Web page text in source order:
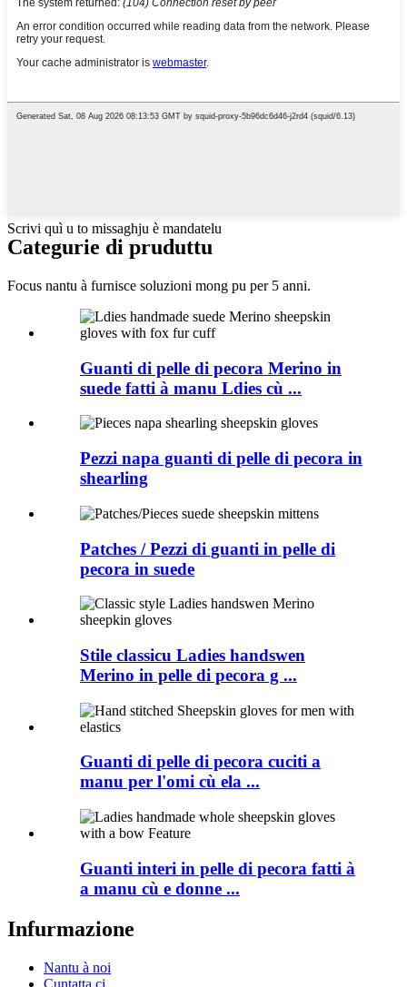
Scrivi quì u to missaghju è mandatelu
Categurie di pruduttu
Focus nantu à furnisce soluzioni mong pu per 5 anni.
Guanti di pelle di pecora Merino in
suede fatti à manu Ldies cù ...
Pezzi napa guanti di pelle di pecora in
shearling
Patches / Pezzi di guanti in pelle di
pecora in suede
Stile classicu Ladies handswen
Merino in pelle di pecora g ...
Guanti di pelle di pecora cuciti a
manu per l'omi cù ela ...
Guanti interi in pelle di pecora fatti à
a manu cù e donne ...
Infurmazione
Nantu à noi
Cuntatta ci